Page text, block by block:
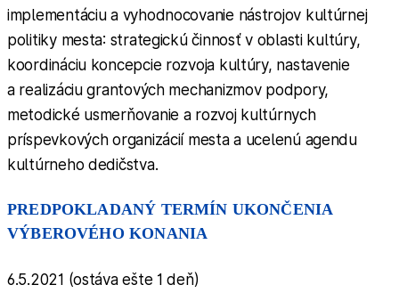
implementáciu a vyhodnocovanie nástrojov kultúrnej
politiky mesta: strategickú činnosť v oblasti kultúry,
koordináciu koncepcie rozvoja kultúry, nastavenie
a realizáciu grantových mechanizmov podpory,
metodické usmerňovanie a rozvoj kultúrnych
príspevkových organizácií mesta a ucelenú agendu
kultúrneho dedičstva.
PREDPOKLADANÝ TERMÍN UKONČENIA
VÝBEROVÉHO KONANIA
6.5.2021 (ostáva ešte 1 deň)